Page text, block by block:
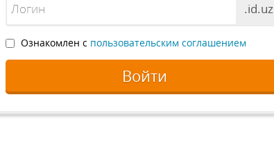
.id.uz
Ознакомлен с пользовательским соглашением
Войти